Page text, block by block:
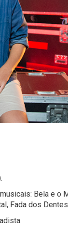
Bela e o
Fada dos